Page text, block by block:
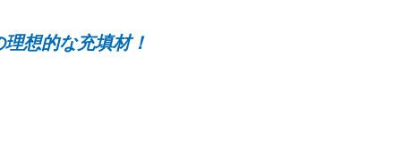
想的な充填材！